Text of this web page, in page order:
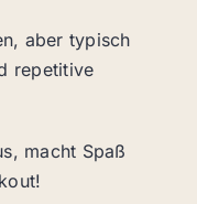
aber typisch
repetitive
macht Spaß